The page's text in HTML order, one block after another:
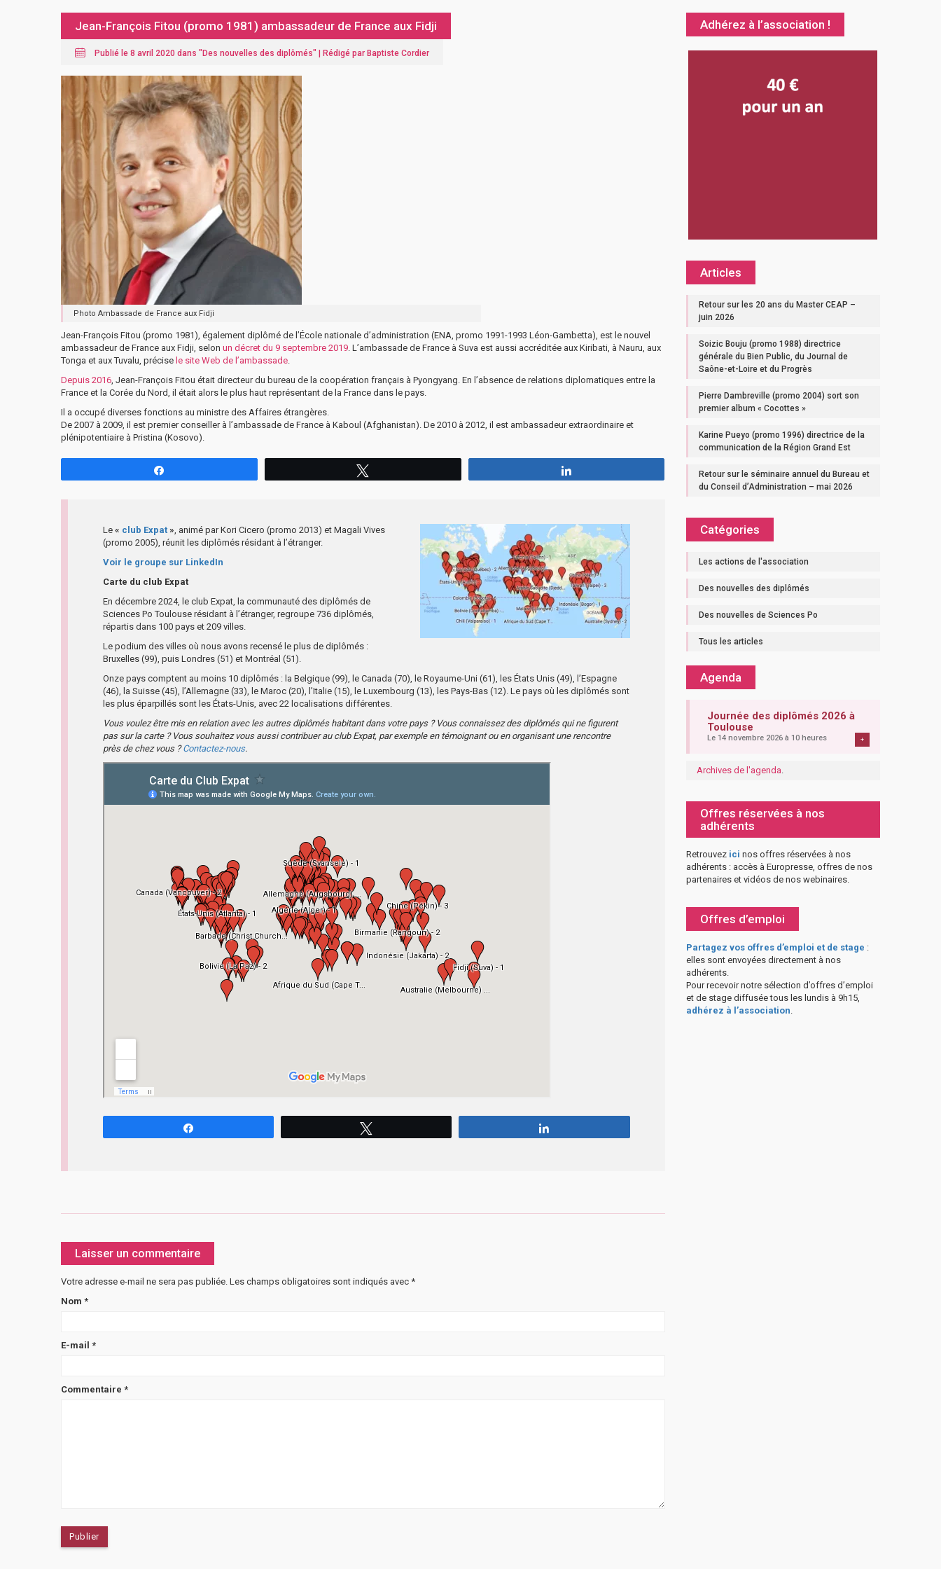
Jean-François Fitou (promo 1981) ambassadeur de France aux Fidji
Publié le 8 avril 2020 dans "Des nouvelles des diplômés" | Rédigé par Baptiste Cordier
Photo Ambassade de France aux Fidji
Jean-François Fitou (promo 1981), également diplômé de l’École nationale d’administration (ENA, promo 1991-1993 Léon-Gambetta), est le nouvel
ambassadeur de France aux Fidji, selon un décret du 9 septembre 2019 . L’ambassade de France à Suva est aussi accréditée aux Kiribati, à Nauru, aux
Tonga et aux Tuvalu, précise le site Web de l’ambassade
Depuis 2016 , Jean-François Fitou était directeur du bureau de la coopération français à Pyongyang. En l’absence de relations diplomatiques entre la
France et la Corée du Nord, il était alors le plus haut représentant de la France dans le pays.
Il a occupé diverses fonctions au ministre des Affaires étrangères.
De 2007 à 2009, il est premier conseiller à l’ambassade de France à Kaboul (Afghanistan). De 2010 à 2012, il est ambassadeur extraordinaire et
plénipotentiaire à Pristina (Kosovo).
Le « club Expat » , animé par Kori Cicero (promo 2013) et Magali Vives
(promo 2005), réunit les diplômés résidant à l’étranger.
Voir le groupe sur LinkedIn
Carte du club Expat
En décembre 2024, le club Expat, la communauté des diplômés de
Sciences Po Toulouse résidant à l’étranger, regroupe 736 diplômés,
répartis dans 100 pays et 209 villes.
Le podium des villes où nous avons recensé le plus de diplômés :
Bruxelles (99), puis Londres (51) et Montréal (51).
Onze pays comptent au moins 10 diplômés : la Belgique (99), le Canada (70), le Royaume-Uni (61), les États Unis (49), l’Espagne
(46), la Suisse (45), l’Allemagne (33), le Maroc (20), l’Italie (15), le Luxembourg (13), les Pays-Bas (12). Le pays où les diplômés sont
les plus éparpillés sont les États-Unis, avec 22 localisations différentes.
Vous voulez être mis en relation avec les autres diplômés habitant dans votre pays ? Vous connaissez des diplômés qui ne figurent
pas sur la carte ? Vous souhaitez vous aussi contribuer au club Expat, par exemple en témoignant ou en organisant une rencontre
près de chez vous ?Contactez-nous.
Laisser un commentaire
Votre adresse e-mail ne sera pas publiée. Les champs obligatoires sont indiqués avec *
Nom *
E-mail *
Commentaire *
Adhérez à l’association !
Articles
Retour sur les 20 ans du Master CEAP –
juin 2026
Soizic Bouju (promo 1988) directrice
générale du Bien Public, du Journal de
Saône-et-Loire et du Progrès
Pierre Dambreville (promo 2004) sort son
premier album « Cocottes »
Karine Pueyo (promo 1996) directrice de la
communication de la Région Grand Est
Retour sur le séminaire annuel du Bureau et
du Conseil d’Administration – mai 2026
Catégories
Les actions de l'association
Des nouvelles des diplômés
Des nouvelles de Sciences Po
Tous les articles
Agenda
Journée des diplômés 2026 à
Toulouse
Le 14 novembre 2026 à 10 heures +
Archives de l'agenda.
Offres réservées à nos
adhérents
Retrouvez ici nos offres réservées à nos
adhérents : accès à Europresse, offres de nos
partenaires et vidéos de nos webinaires.
Offres d’emploi
Partagez vos offres d’emploi et de stage :
elles sont envoyées directement à nos
adhérents.
Pour recevoir notre sélection d’offres d’emploi
et de stage diffusée tous les lundis à 9h15,
adhérez à l’association.